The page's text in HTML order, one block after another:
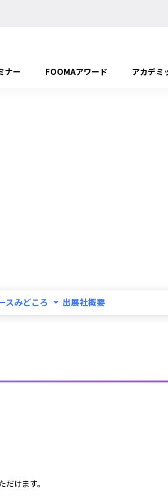
ナー FOOMAアワード アカデミ
スみどころ 出展社概要
けます。